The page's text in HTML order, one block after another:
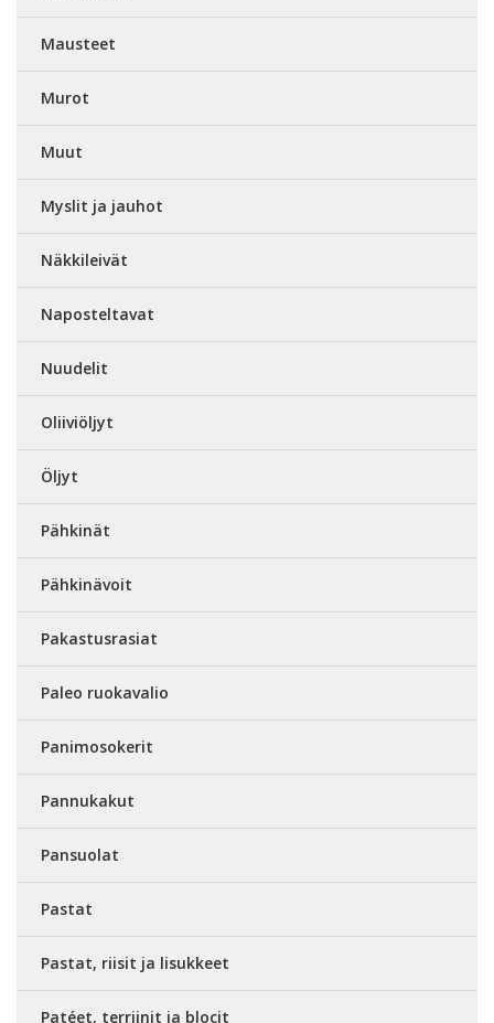
Mausteet
Murot
Muut
Myslit ja jauhot
Näkkileivät
Naposteltavat
Nuudelit
Oliiviöljyt
Öljyt
Pähkinät
Pähkinävoit
Pakastusrasiat
Paleo ruokavalio
Panimosokerit
Pannukakut
Pansuolat
Pastat
Pastat, riisit ja lisukkeet
Patéet, terriinit ja blocit